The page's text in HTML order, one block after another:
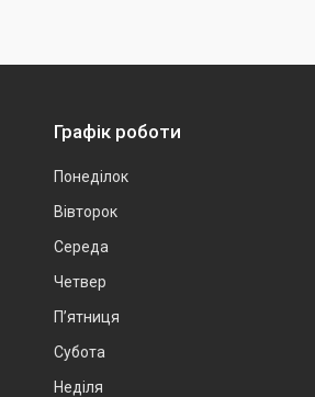
Графік роботи
Понеділок
Вівторок
Середа
Четвер
Пʼятниця
Субота
Неділя